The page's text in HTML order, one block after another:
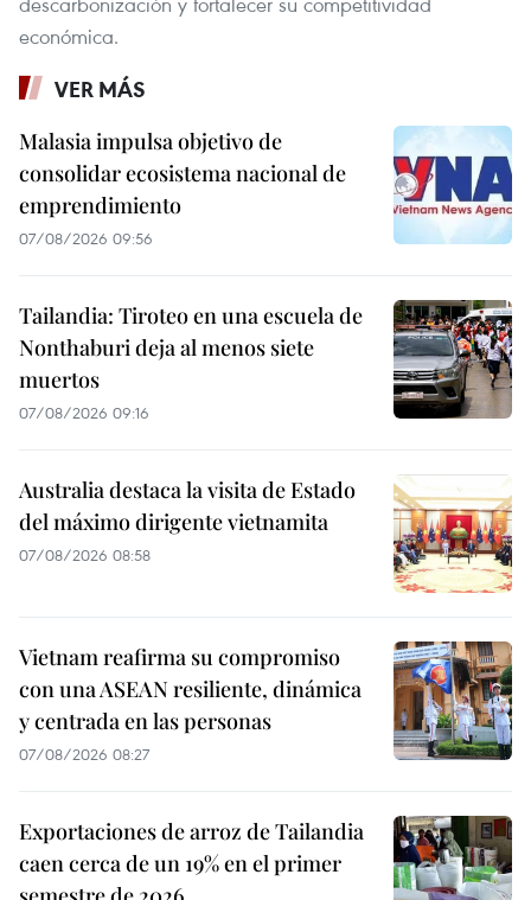
económica.
VER MÁS
Malasia impulsa objetivo de
consolidar ecosistema nacional de
emprendimiento
07/08/2026 09:56
Tailandia: Tiroteo en una escuela de
Nonthaburi deja al menos siete
muertos
07/08/2026 09:16
Australia destaca la visita de Estado
del máximo dirigente vietnamita
07/08/2026 08:58
Vietnam reafirma su compromiso
con una ASEAN resiliente, dinámica
y centrada en las personas
07/08/2026 08:27
Exportaciones de arroz de Tailandia
caen cerca de un 19% en el primer